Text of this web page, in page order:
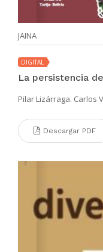
JAINA
DIGITAL
Pilar Lizárraga. Carlos
Descargar PDF